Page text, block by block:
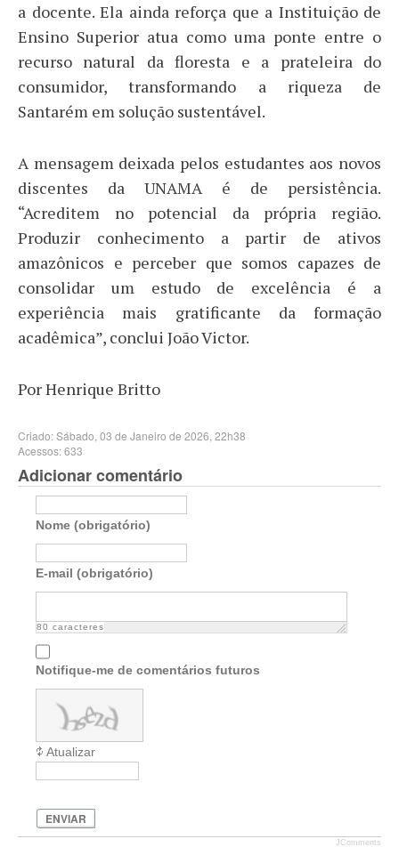
a docente. Ela ainda reforça que a Instituição de
Ensino Superior atua como uma ponte entre o
recurso natural da floresta e a prateleira do
consumidor, transformando a riqueza de
Santarém em solução sustentável.
A mensagem deixada pelos estudantes aos novos
discentes da UNAMA é de persistência.
“Acreditem no potencial da própria região.
Produzir conhecimento a partir de ativos
amazônicos e perceber que somos capazes de
consolidar um estudo de excelência é a
experiência mais gratificante da formação
acadêmica”, conclui João Victor.
Por Henrique Britto
Criado: Sábado, 03 de Janeiro de 2026, 22h38
Acessos: 633
Adicionar comentário
Nome (obrigatório)
E-mail (obrigatório)
80 caracteres
Notifique-me de comentários futuros
Atualizar
ENVIAR
JComments